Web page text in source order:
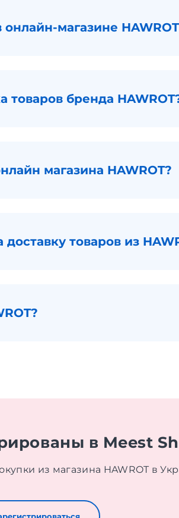
магазине
товаров бренда
магазина HAWROT?
товаров из
в Meest
из магазина HAWROT в